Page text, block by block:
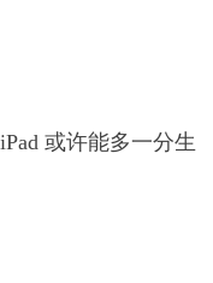
或许能多一分生